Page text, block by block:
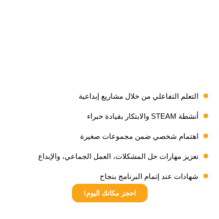
التعلم التفاعلي من خلال مشاريع إبداعية
أنشطة STEAM والابتكار بقيادة خبراء
اهتمام شخصي ضمن مجموعات صغيرة
تعزيز مهارات حل المشكلات، العمل الجماعي، والإبداع
شهادات عند إتمام البرنامج بنجاح
احجز مكانك اليوم!